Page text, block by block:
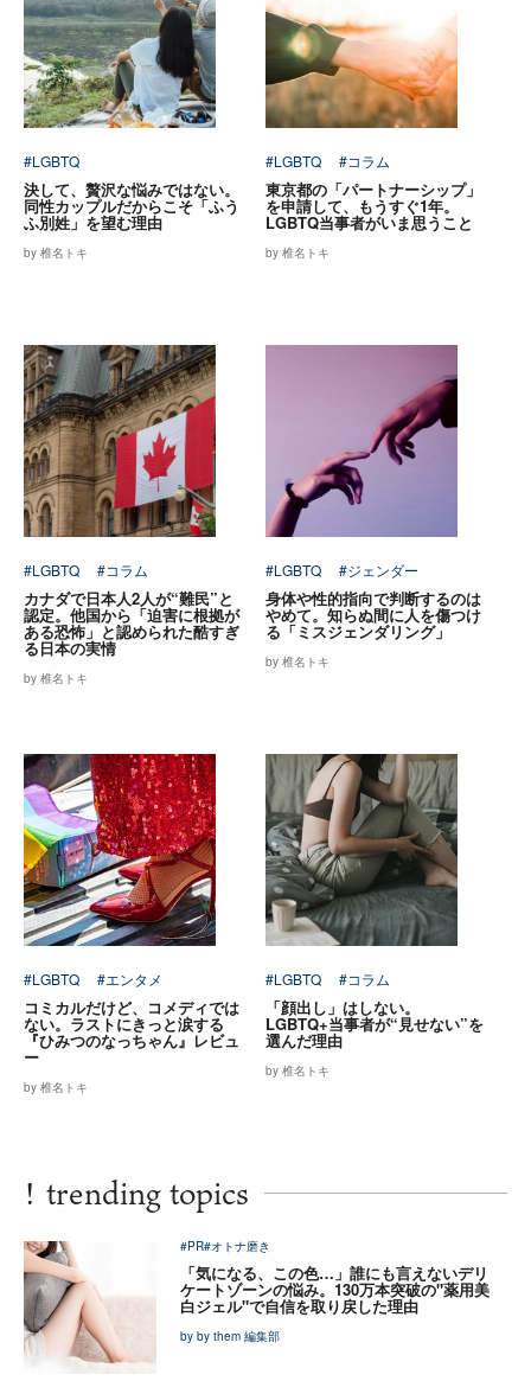
#LGBTQ
決して、贅沢な悩みではない。
同性カップルだからこそ「ふう
ふ別姓」を望む理由
by 椎名トキ
#LGBTQ #コラム
東京都の「パートナーシップ」
を申請して、もうすぐ1年。
LGBTQ当事者がいま思うこと
by 椎名トキ
#LGBTQ #コラム
カナダで日本人2人が“難民”と
認定。他国から「迫害に根拠が
ある恐怖」と認められた酷すぎ
る日本の実情
by 椎名トキ
#LGBTQ #ジェンダー
身体や性的指向で判断するのは
やめて。知らぬ間に人を傷つけ
る「ミスジェンダリング」
by 椎名トキ
#LGBTQ #エンタメ
コミカルだけど、コメディでは
ない。ラストにきっと涙する
『ひみつのなっちゃん』レビュ
ー
by 椎名トキ
#LGBTQ #コラム
「顔出し」はしない。
LGBTQ+当事者が“見せない”を
選んだ理由
by 椎名トキ
! trending topics
#PR#オトナ磨き
「気になる、この色…」誰にも言えないデリ
ケートゾーンの悩み。130万本突破の"薬用美
白ジェル"で自信を取り戻した理由
by by them 編集部